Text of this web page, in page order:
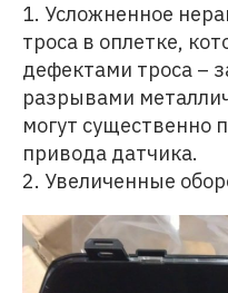
1. Усложненное
троса в оплетке,
дефектами троса –
разрывами
могут существенно
привода датчика.
2. Увеличенные